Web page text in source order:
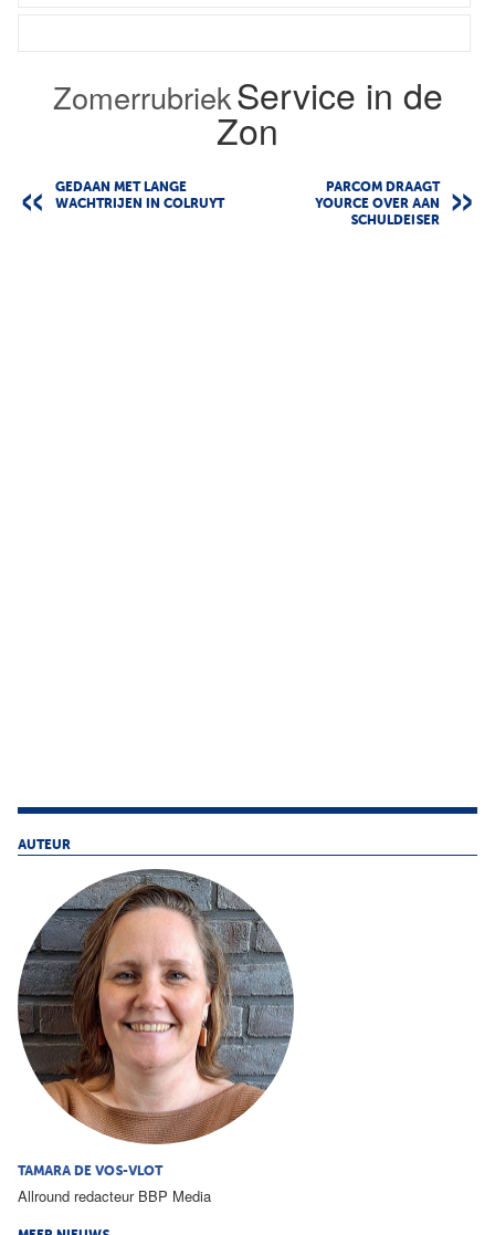
ZomerrubriekService in de
Zon
GEDAAN MET LANGE
WACHTRIJEN IN COLRUYT
PARCOM DRAAGT
YOURCE OVER AAN
SCHULDEISER
AUTEUR
TAMARA DE VOS-VLOT
Allround redacteur BBP Media